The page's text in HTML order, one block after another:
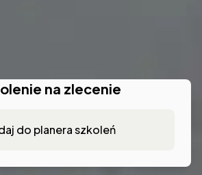
na zlecenie
do planera szkoleń